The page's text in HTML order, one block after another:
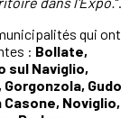
qui ont
: Bollate,
sul Naviglio,
Gudo
Noviglio,